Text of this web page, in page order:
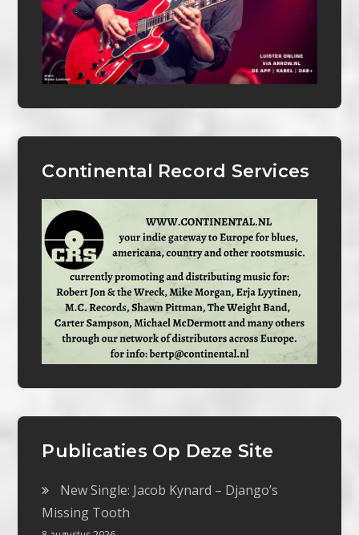
Continental Record Services
Publicaties Op Deze Site
New Single: Jacob Kynard – Django’s
Missing Tooth